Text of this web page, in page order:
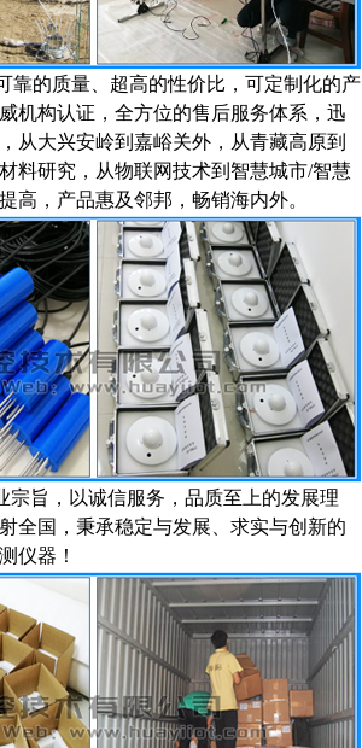
靠的质量、超高的性价比，可定制化的产
机构认证，全方位的售后服务体系，迅
从大兴安岭到嘉峪关外，从青藏高原到
料研究，从物联网技术到智慧城市/智慧
高，产品惠及邻邦，畅销海内外。
宗旨，以诚信服务，品质至上的发展理
全国，秉承稳定与发展、求实与创新的
仪器！